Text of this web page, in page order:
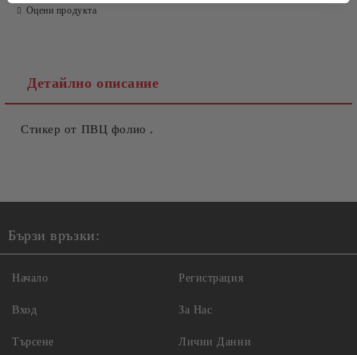
Оцени продукта
Детайлно описание
Стикер от ПВЦ фолио .
Бързи връзки:
Начало
Вход
Търсене
Регистрация
За Нас
Лични Данни